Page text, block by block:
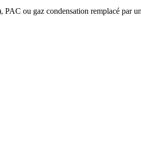
PAC ou gaz condensation remplacé par